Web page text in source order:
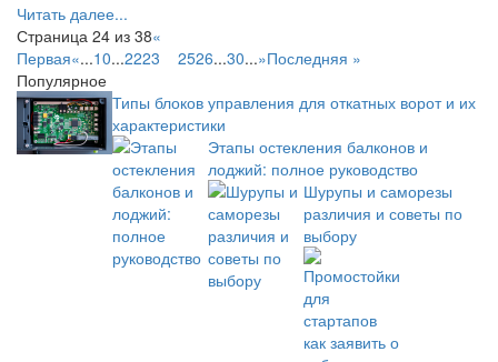
Читать далее...
Страница 24 из 38«
Первая«...10...2223 2526...30...»Последняя »
Популярное
Типы блоков управления для откатных ворот и их
характеристики
Этапы остекления балконов и
лоджий: полное руководство
Шурупы и саморезы
различия и советы по
выбору